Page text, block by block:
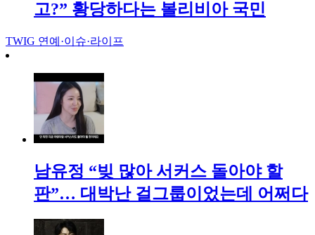
고?” 황당하다는 볼리비아 국민
TWIG 연예·이슈·라이프
남유정 “빚 많아 서커스 돌아야 할
판”… 대박난 걸그룹이었는데 어쩌다